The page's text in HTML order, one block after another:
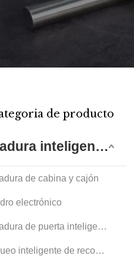
de producto
Cerradura inteligente digital
de cabina y cajón
electrónico
Cerradura de puerta inteligente exterior
Bloqueo inteligente de reconocimiento facial